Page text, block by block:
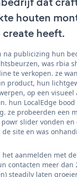
houten
heeft.
na publicizing hun
was rbia
te verkopen. ze
product, hun
op een visueel
hun LocalEdge
ze probeerden een
slider vonden en
site en was
aanmelden met
contacten meer dan
steadily laten